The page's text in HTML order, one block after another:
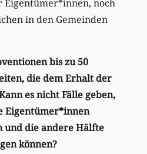
Eigentümer*innen, noch
in den Gemeinden
bis zu 50
die dem Erhalt der
es nicht Fälle geben,
Eigentümer*innen
die andere Hälfte
können?